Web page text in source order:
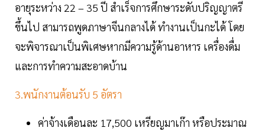
อายุระหว่าง 22 – 35 ปี สำเร็จการศึกษาระดับปริญญาตรี
ขึ้นไป สามารถพูดภาษาจีนกลางได้ ทำงานเป็นกะได้ โดย
จะพิจารณาเป็นพิเศษหากมีความรู้ด้านอาหาร เครื่องดื่ม
และการทำความสะอาดบ้าน
3.พนักงานต้อนรับ 5 อัตรา
ค่าจ้างเดือนละ 17,500 เหรียญมาเก๊า หรือประมาณ